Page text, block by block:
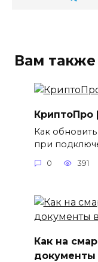
Вам
КриптоПро
Как
при
0 391
Как на
документы